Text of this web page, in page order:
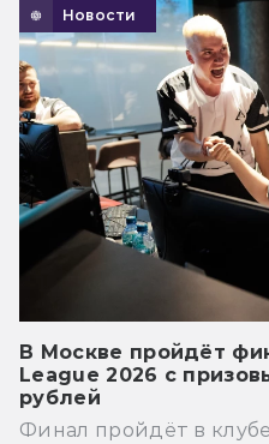
Новости
В Москве пройдёт
League 2026 с
рублей
Финал пройдёт в